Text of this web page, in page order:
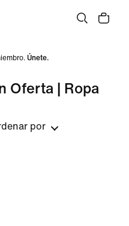
Únete.
Oferta | Ropa
por